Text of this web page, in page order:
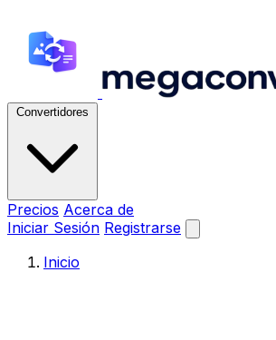
Convertidores
Precios Acerca de
Iniciar Sesión Registrarse
Inicio